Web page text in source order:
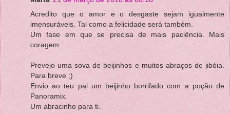
Acredito que o amor e o desgaste sejam igualmente
imensuráveis. Tal como a felicidade será também.
Um fase em que se precisa de mais paciência. Mais
coragem.
Prevejo uma sova de beijinhos e muitos abraços de jibóia.
Para breve ;)
Envio ao teu pai um beijinho borrifado com a poção de
Panoramix.
Um abracinho para ti.